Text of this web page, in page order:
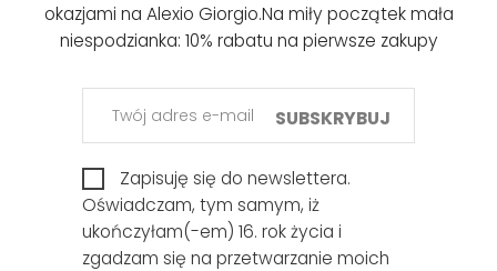
okazjami na Alexio Giorgio.Na miły początek mała
niespodzianka: 10% rabatu na pierwsze zakupy
SUBSKRYBUJ
Zapisuję się do newslettera.
Oświadczam, tym samym, iż
ukończyłam(-em) 16. rok życia i
zgadzam się na przetwarzanie moich